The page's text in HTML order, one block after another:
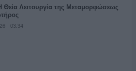
Θεία Λειτουργία της Μεταμορφώσεως
- 03:34